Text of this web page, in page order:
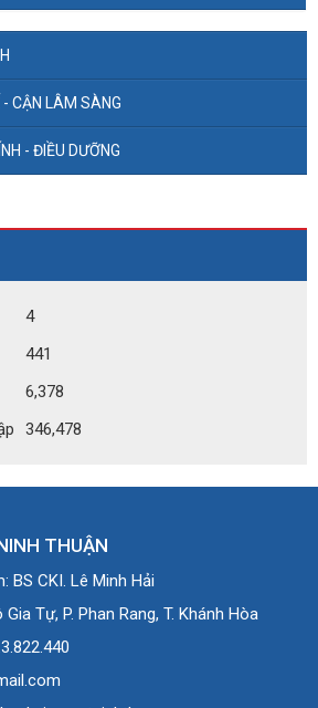
CẬN LÂM SÀNG
- ĐIỀU DƯỠNG
4
441
6,378
346,478
THUẬN
BS CKI. Lê Minh Hải
Tự, P. Phan Rang, T. Khánh Hòa